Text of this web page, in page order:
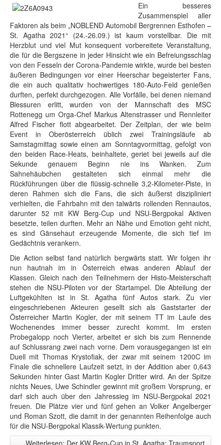
Ein besseres
Zusammenspiel aller
Faktoren als beim „NOBLEND Automobil Bergrennen Esthofen –
St. Agatha 2021“ (24.-26.09.) ist kaum vorstellbar. Die mit
Herzblut und viel Mut konsequent vorbereitete Veranstaltung,
die für die Bergszene in jeder Hinsicht wie ein Befreiungsschlag
von den Fesseln der Corona-Pandemie wirkte, wurde bei besten
äußeren Bedingungen vor einer Heerschar begeisterter Fans,
die ein auch qualitativ hochwertiges 180-Auto-Feld genießen
durften, perfekt durchgezogen. Alle Vorfälle, bei denen niemand
Blessuren erlitt, wurden von der Mannschaft des MSC
Rottenegg um Orga-Chef Markus Altenstrasser und Rennleiter
Alfred Fischer flott abgearbeitet. Der Zeitplan, der wie beim
Event in Oberösterreich üblich zwei Trainingsläufe ab
Samstagmittag sowie einen am Sonntagvormittag, gefolgt von
den beiden Race-Heats, beinhaltete, geriet bei jeweils auf die
Sekunde genauem Beginn nie ins Wanken. Zum
Sahnehäubchen gestalteten sich einmal mehr die
Rückführungen über die flüssig-schnelle 3,2-Kilometer-Piste, in
deren Rahmen sich die Fans, die sich äußerst diszipliniert
verhielten, die Fahrbahn mit den talwärts rollenden Rennautos,
darunter 52 mit KW Berg-Cup und NSU-Bergpokal Aktiven
besetzte, teilen durften. Mehr an Nähe und Emotion geht nicht,
es sind Gänsehaut erzeugende Momente, die sich tief im
Gedächtnis verankern.
Die Action selbst fand natürlich bergwärts statt. Wir folgen ihr
nun hautnah im in Österreich etwas anderen Ablauf der
Klassen. Gleich nach den Teilnehmern der Histo-Meisterschaft
stehen die NSU-Piloten vor der Startampel. Die Abteilung der
Luftgekühlten ist in St. Agatha fünf Autos stark. Zu vier
eingeschriebenen Akteuren gesellt sich als Gaststarter der
Österreicher Martin Kogler, der mit seinem TT im Laufe des
Wochenendes immer besser zurecht kommt. Im ersten
Probegalopp noch Vierter, arbeitet er sich bis zum Rennende
auf Schlussrang zwei nach vorne. Dem vorausgegangen ist ein
Duell mit Thomas Krystofiak, der zwar mit seinem 1200C im
Finale die schnellere Laufzeit setzt, in der Addition aber 0,643
Sekunden hinter Gast Martin Kogler Dritter wird. An der Spitze
nichts Neues, Uwe Schindler gewinnt mit großem Vorsprung, er
darf sich auch über den Jahressieg im NSU-Bergpokal 2021
freuen. Die Plätze vier und fünf gehen an Volker Angelberger
und Roman Szott, die damit in der genannten Reihenfolge auch
für die NSU-Bergpokal Klassik-Wertung punkten.
Weiterlesen: Der KW Berg-Cup in St. Agatha: Traumsport